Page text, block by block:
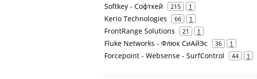
Softkey - Софткей 215 1
Kerio Technologies 66 1
FrontRange Solutions 21 1
Fluke Networks - Флюк СиАйЭс 36 1
Forcepoint - Websense - SurfControl 44 1